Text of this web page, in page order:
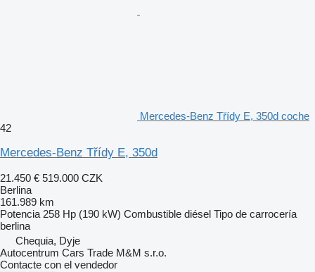
Mercedes-Benz Třídy E, 350d coche
42
Mercedes-Benz Třídy E, 350d
21.450 € 519.000 CZK
Berlina
161.989 km
Potencia 258 Hp (190 kW) Combustible diésel Tipo de carrocería
berlina
Chequia, Dyje
Autocentrum Cars Trade M&M s.r.o.
Contacte con el vendedor